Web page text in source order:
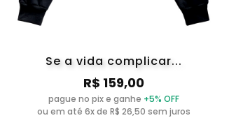
Se a vida complicar...
R$ 159,00
pague no pix e ganhe +5% OFF
ou em até 6x de R$ 26,50 sem juros